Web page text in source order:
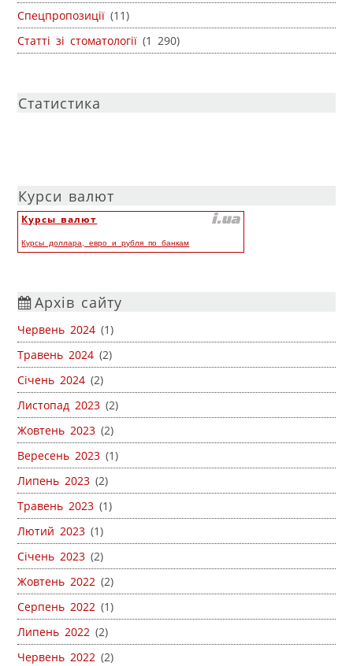
Спецпропозиції (11)
Статті зі стоматології (1 290)
Статистика
Курси валют
Курсы валют
Курсы доллара, евро и рубля по банкам
Архів сайту
Червень 2024 (1)
Травень 2024 (2)
Січень 2024 (2)
Листопад 2023 (2)
Жовтень 2023 (2)
Вересень 2023 (1)
Липень 2023 (2)
Травень 2023 (1)
Лютий 2023 (1)
Січень 2023 (2)
Жовтень 2022 (2)
Серпень 2022 (1)
Липень 2022 (2)
Червень 2022 (2)